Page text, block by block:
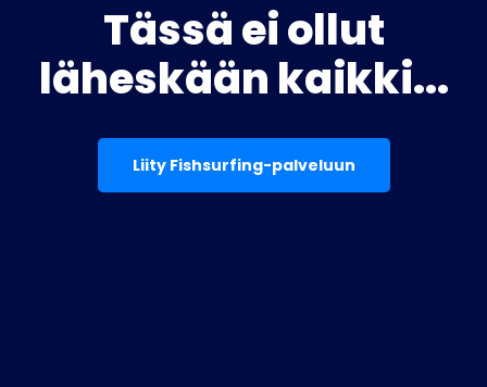
Tässä ei ollut
läheskään kaikki...
Liity Fishsurfing-palveluun